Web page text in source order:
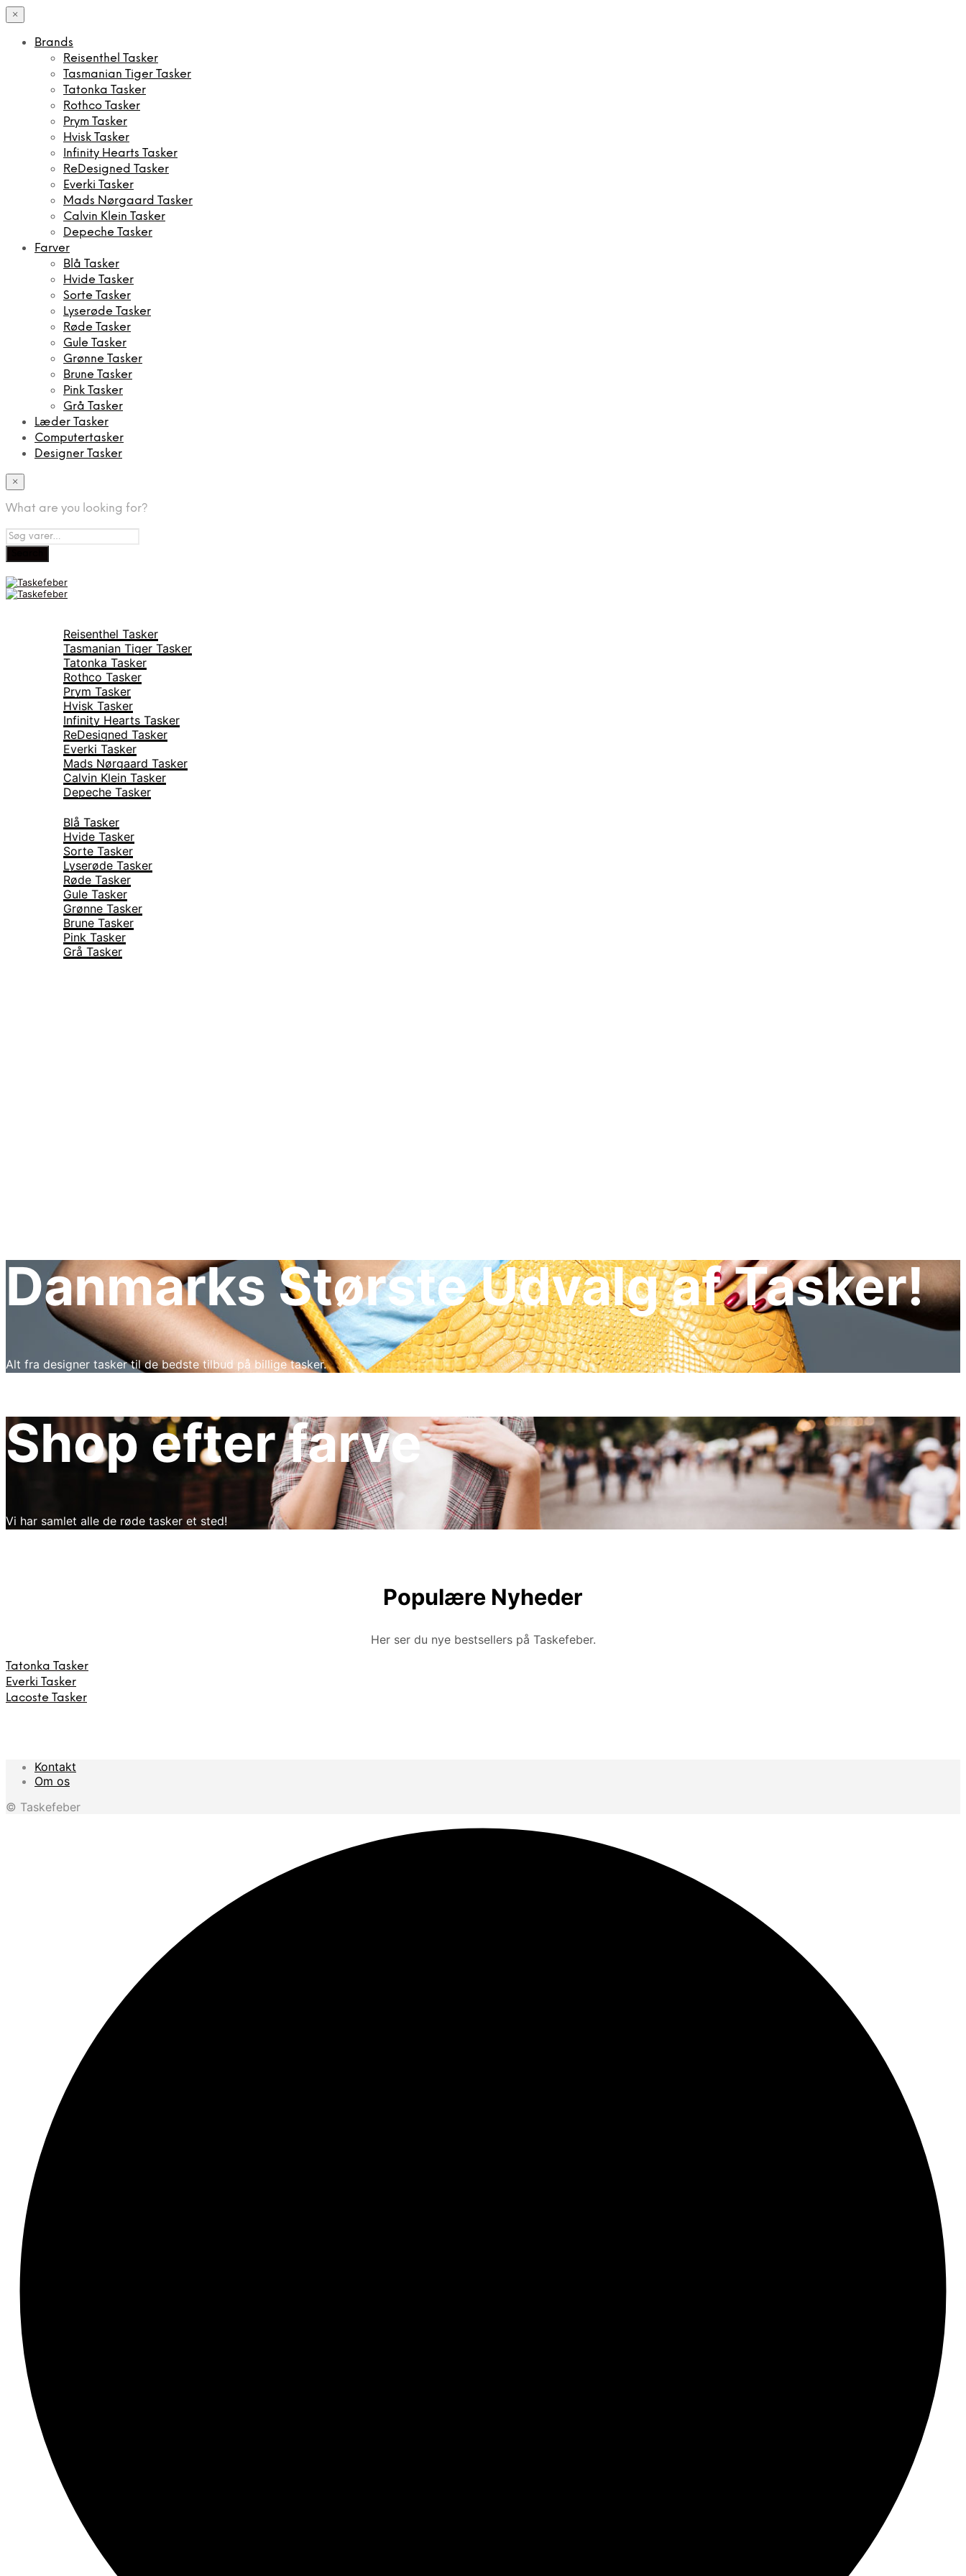
×
Brands
Reisenthel Tasker
Tasmanian Tiger Tasker
Tatonka Tasker
Rothco Tasker
Prym Tasker
Hvisk Tasker
Infinity Hearts Tasker
ReDesigned Tasker
Everki Tasker
Mads Nørgaard Tasker
Calvin Klein Tasker
Depeche Tasker
Farver
Blå Tasker
Hvide Tasker
Sorte Tasker
Lyserøde Tasker
Røde Tasker
Gule Tasker
Grønne Tasker
Brune Tasker
Pink Tasker
Grå Tasker
Læder Tasker
Computertasker
Designer Tasker
×
What are you looking for?
Reisenthel Tasker
Tasmanian Tiger Tasker
Tatonka Tasker
Rothco Tasker
Prym Tasker
Hvisk Tasker
Infinity Hearts Tasker
ReDesigned Tasker
Everki Tasker
Mads Nørgaard Tasker
Calvin Klein Tasker
Depeche Tasker
Blå Tasker
Hvide Tasker
Sorte Tasker
Lyserøde Tasker
Røde Tasker
Gule Tasker
Grønne Tasker
Brune Tasker
Pink Tasker
Grå Tasker
Danmarks Største Udvalg af Tasker!
Alt fra designer tasker til de bedste tilbud på billige tasker.
Shop efter farve
Vi har samlet alle de røde tasker et sted!
Populære Nyheder
Her ser du nye bestsellers på Taskefeber.
Tatonka Tasker
Everki Tasker
Lacoste Tasker
Kontakt
Om os
© Taskefeber